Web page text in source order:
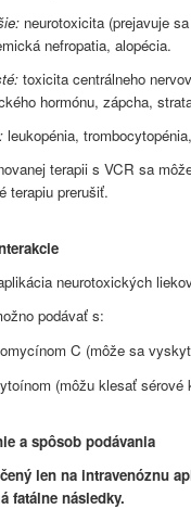
neurotoxicita (prejavuje
nefropatia, alopécia.
toxicita centrálneho
hormónu, zápcha,
leukopénia,
terapii s VCR sa
terapiu prerušiť.
neurotoxických
podávať s:
C (môže sa
(môžu klesať
a spôsob podávania
len na intravenóznu
fatálne následky.